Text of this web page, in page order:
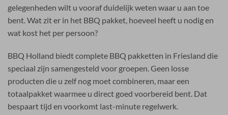
gelegenheden wilt u vooraf duidelijk weten waar u aan toe
bent. Wat zit er in het BBQ pakket, hoeveel heeft u nodig en
wat kost het per persoon?
BBQ Holland biedt complete BBQ pakketten in Friesland die
speciaal zijn samengesteld voor groepen. Geen losse
producten die u zelf nog moet combineren, maar een
totaalpakket waarmee u direct goed voorbereid bent. Dat
bespaart tijd en voorkomt last-minute regelwerk.